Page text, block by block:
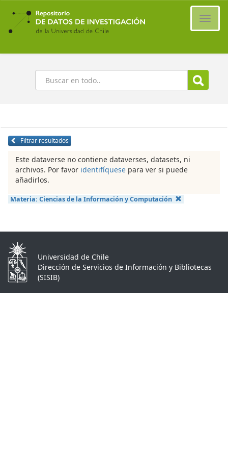
Ir
contenido
principal
Buscar
Filtrar resultados
Este dataverse no contiene dataverses, datasets, ni
archivos. Por favor identifíquese para ver si puede
añadirlos.
Materia: Ciencias de la Información y Computación
Universidad de Chile
Dirección de Servicios de Información y Bibliotecas
(SISIB)